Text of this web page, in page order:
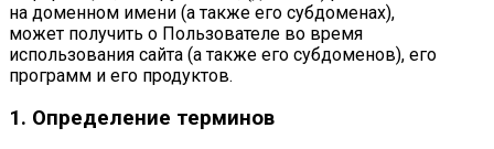
на доменном имени (а также его субдоменах),
может получить о Пользователе во время
использования сайта (а также его субдоменов), его
программ и его продуктов.
1. Определение терминов